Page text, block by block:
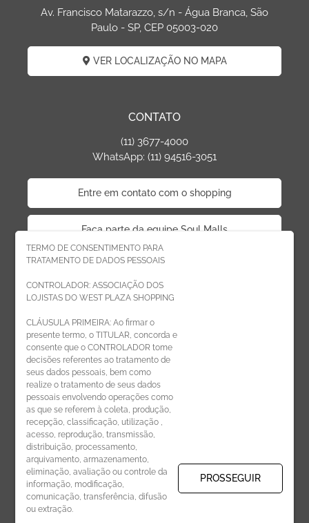
TERMO DE CONSENTIMENTO PARA
TRATAMENTO DE DADOS PESSOAIS
CONTROLADOR: ASSOCIAÇÃO DOS
LOJISTAS DO WEST PLAZA SHOPPING
CLÁUSULA PRIMEIRA: Ao firmar o
presente termo, o TITULAR, concorda e
consente que o CONTROLADOR tome
decisões referentes ao tratamento de
seus dados pessoais, bem como
realize o tratamento de seus dados
pessoais envolvendo operações como
as que se referem à coleta, produção,
recepção, classificação, utilização ,
acesso, reprodução, transmissão,
distribuição, processamento,
arquivamento, armazenamento,
eliminação, avaliação ou controle da
informação, modificação,
comunicação, transferência, difusão
ou extração.
PROSSEGUIR
Av. Francisco Matarazzo, s/n - Água Branca, São
Paulo - SP, CEP 05003-020
VER LOCALIZAÇÃO NO MAPA
CONTATO
(11) 3677-4000
WhatsApp: (11) 94516-3051
Entre em contato com o shopping
Faça parte da equipe Soul Malls
Faça parte da equipe West Plaza
Politica de privacidade
Código de Ética de Parceiros
CADASTRE-SE
Receba novidades por e-mail: